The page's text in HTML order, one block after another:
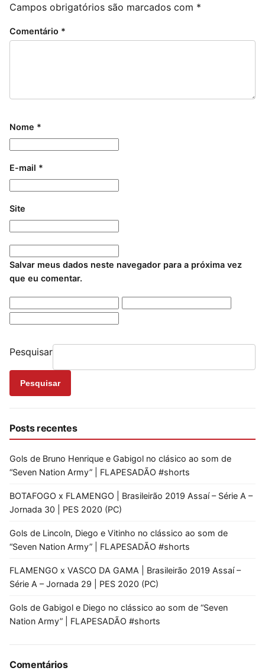
Campos obrigatórios são marcados com *
Comentário *
Nome *
E-mail *
Site
Salvar meus dados neste navegador para a próxima vez
que eu comentar.
Pesquisar
Pesquisar
Posts recentes
Gols de Bruno Henrique e Gabigol no clásico ao som de
“Seven Nation Army” | FLAPESADÃO #shorts
BOTAFOGO x FLAMENGO | Brasileirão 2019 Assaí – Série A –
Jornada 30 | PES 2020 (PC)
Gols de Lincoln, Diego e Vitinho no clássico ao som de
“Seven Nation Army” | FLAPESADÃO #shorts
FLAMENGO x VASCO DA GAMA | Brasileirão 2019 Assaí –
Série A – Jornada 29 | PES 2020 (PC)
Gols de Gabigol e Diego no clássico ao som de “Seven
Nation Army” | FLAPESADÃO #shorts
Comentários